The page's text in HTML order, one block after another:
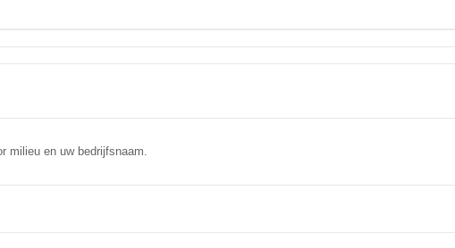
milieu en uw bedrijfsnaam.